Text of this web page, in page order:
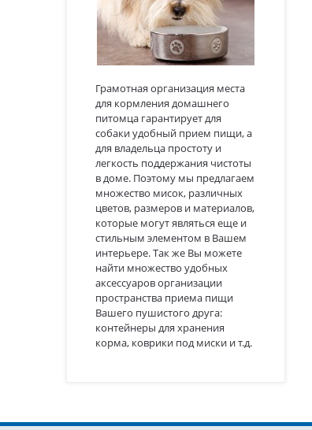
Грамотная организация места
для кормления домашнего
питомца гарантирует для
собаки удобный прием пищи, а
для владельца простоту и
легкость поддержания чистоты
в доме. Поэтому мы предлагаем
множество мисок, различных
цветов, размеров и материалов,
которые могут являться еще и
стильным элементом в Вашем
интерьере. Так же Вы можете
найти множество удобных
аксессуаров организации
пространства приема пищи
Вашего пушистого друга:
контейнеры для хранения
корма, коврики под миски и т.д.